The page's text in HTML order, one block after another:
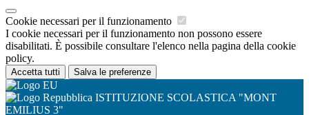
Cookie necessari per il funzionamento
I cookie necessari per il funzionamento non possono essere
disabilitati. È possibile consultare l'elenco nella pagina della cookie
policy.
Accetta tutti Salva le preferenze
ISTITUZIONE SCOLASTICA "MONT
EMILIUS 3"